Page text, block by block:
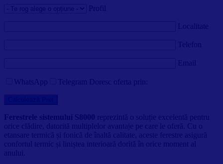
Profil
Localitate
Telefon
Email
WhatsApp Telegram Doresc oferta prin:
Ferestrele sistemului S8000 reprezintă o soluție excelentă pentru
orice clădire, datorită multiplelor avantaje pe care le oferă. Cu o
etansare termică și fonică de înaltă calitate, aceste ferestre asigură
confortul termic și liniștea interioară dorită în orice moment al
anului.